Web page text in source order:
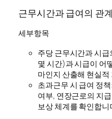
근무시간과 급여의 관
세부항목
주당 근무시간과 시
몇 시간)과 시급이 어
마인지 산출해 현실
초과근무 시 급여 정
여부, 연장근로의 지
보상 체계를 확인합니